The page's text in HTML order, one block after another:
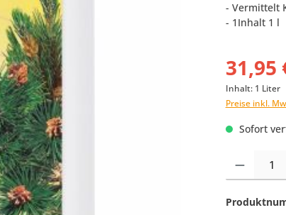
- Vermittelt
- 1Inhalt 1 l
31,95
Inhalt: 1 Liter
Preise inkl.
Sofort
Produkt